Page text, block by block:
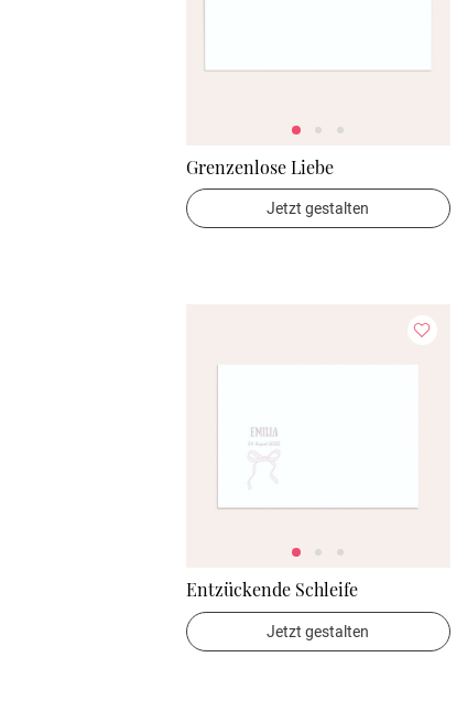
Grenzenlose Liebe
Jetzt gestalten
Entzückende Schleife
Jetzt gestalten